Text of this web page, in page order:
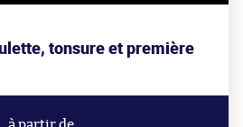
tonsure et première